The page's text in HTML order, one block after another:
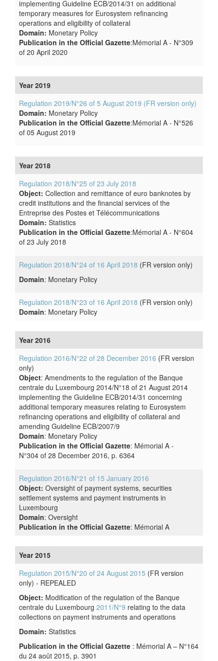
implementing Guideline ECB/2014/31 on additional
temporary measures for Eurosystem refinancing
operations and eligibility of collateral
Domain: Monetary Policy
Publication in the Official Gazette:Mémorial A - N°309
of 20 April 2020
Year 2019
Regulation 2019/N°26 of 5 August 2019 (FR version only)
Domain: Monetary Policy
Publication in the Official Gazette:Mémorial A - N°526
of 05 August 2019
Year 2018
Regulation 2018/N°25 of 23 July 2018
Object: Collection and remittance of euro banknotes by
credit institutions and the financial services of the
Entreprise des Postes et Télécommunications
Domain: Statistics
Publication in the Official Gazette:Mémorial A - N°604
of 23 July 2018
Regulation 2018/N°24 of 16 April 2018 (FR version only)
Domain: Monetary Policy
Regulation 2018/N°23 of 16 April 2018 (FR version only)
Domain: Monetary Policy
Year 2016
Regulation 2016/N°22 of 28 December 2016 (FR version
only)
Object: Amendments to the regulation of the Banque
centrale du Luxembourg 2014/N°18 of 21 August 2014
implementing the Guideline ECB/2014/31 concerning
additional temporary measures relating to Eurosystem
refinancing operations and eligibility of collateral and
amending Guideline ECB/2007/9
Domain: Monetary Policy
Publication in the Official Gazette: Mémorial A -
N°304 of 28 December 2016, p. 6364
Regulation 2016/N°21 of 15 January 2016
Object: Oversight of payment systems, securities
settlement systems and payment instruments in
Luxembourg
Domain: Oversight
Publication in the Official Gazette: Mémorial A
Year 2015
Regulation 2015/N°20 of 24 August 2015 (FR version
only) - REPEALED
Object: Modification of the regulation of the Banque
centrale du Luxembourg 2011/N°9 relating to the data
collections on payment instruments and operations
Domain: Statistics
Publication in the Official Gazette : Mémorial A – N°164
du 24 août 2015, p. 3901